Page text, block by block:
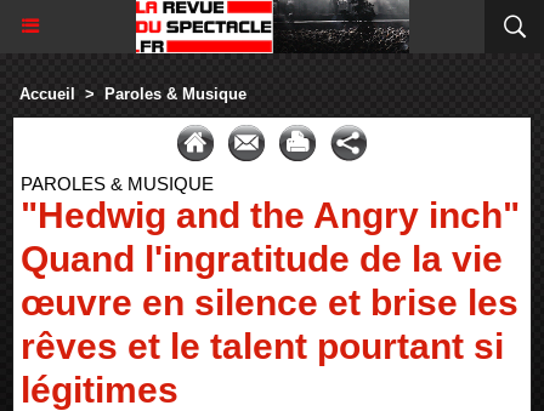
Accueil > Paroles & Musique
PAROLES & MUSIQUE
"Hedwig and the Angry inch"
Quand l'ingratitude de la vie
œuvre en silence et brise les
rêves et le talent pourtant si
légitimes